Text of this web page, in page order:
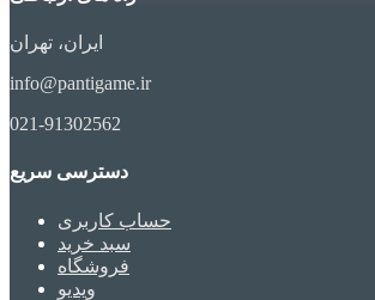
ایران، تهران
info@pantigame.ir
021-91302562
دسترسی سریع
حساب کاربری
سبد خرید
فروشگاه
ویدیو